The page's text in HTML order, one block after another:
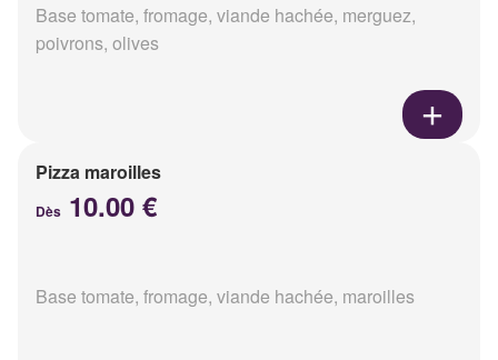
Base tomate, fromage, viande hachée, merguez,
poivrons, olives
Pizza maroilles
Dès 10.00 €
Base tomate, fromage, viande hachée, maroilles